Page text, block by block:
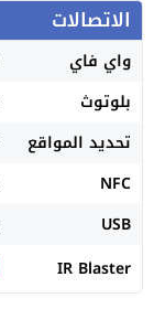
الاتصالات
واي فاي
بلوتوث
تحديد المواقع
NFC
USB
IR Blaster